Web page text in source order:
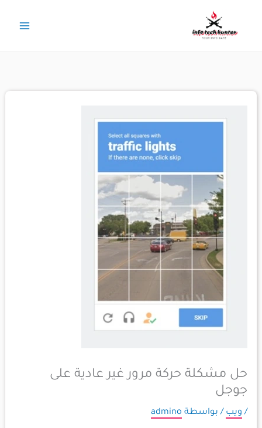
المحتوى
حل مشكلة حركة مرور غير عادية على
جوجل
/ ويب / بواسطة admino